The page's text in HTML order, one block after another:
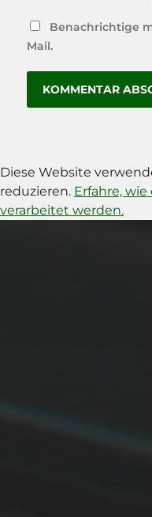
Benachrichtige
Mail.
Diese Website
reduzieren. Erfahre,
verarbeitet werden.